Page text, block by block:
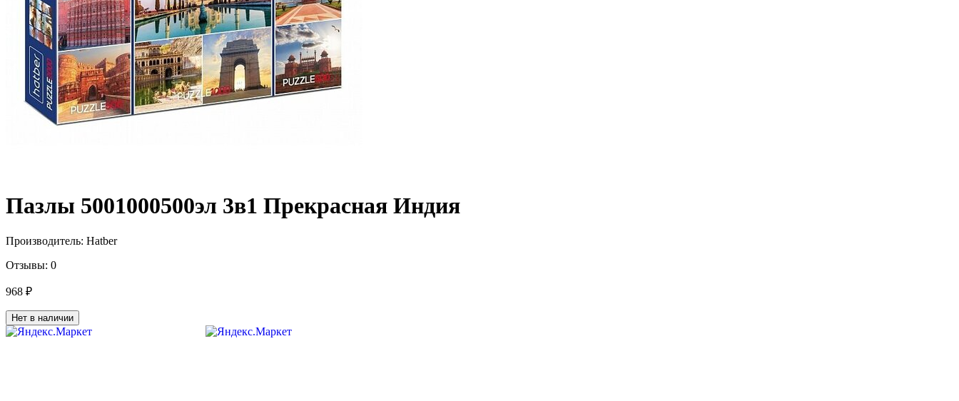
Пазлы 5001000500эл 3в1 Прекрасная Индия
Производитель: Hatber
Отзывы: 0
968 ₽
Нет в наличии